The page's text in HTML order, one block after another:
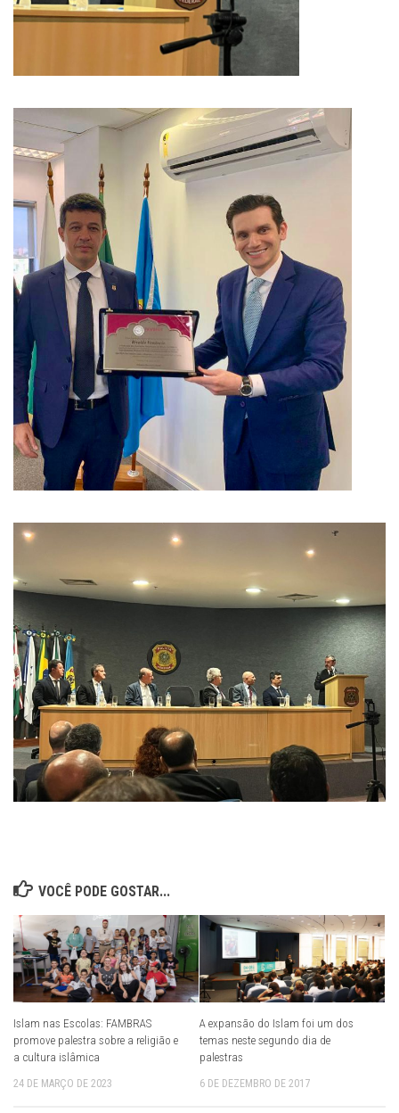
VOCÊ PODE GOSTAR...
Islam nas Escolas: FAMBRAS
promove palestra sobre a religião e
a cultura islâmica
24 DE MARÇO DE 2023
A expansão do Islam foi um dos
temas neste segundo dia de
palestras
6 DE DEZEMBRO DE 2017